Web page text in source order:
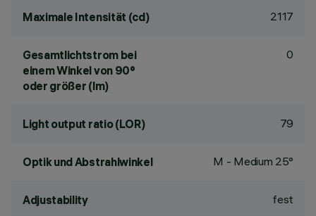
Maximale Intensität (cd) 2117
Gesamtlichtstrom bei
einem Winkel von 90°
oder größer (lm)
0
Light output ratio (LOR) 79
Optik und Abstrahlwinkel M - Medium 25°
Adjustability fest